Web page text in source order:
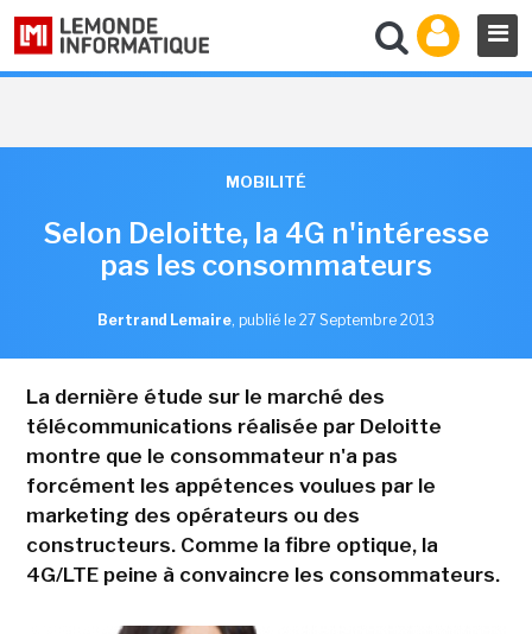
MOBILITÉ
Selon Deloitte, la 4G n'intéresse
pas les consommateurs
Bertrand Lemaire, publié le 27 Septembre 2013
La dernière étude sur le marché des
télécommunications réalisée par Deloitte
montre que le consommateur n'a pas
forcément les appétences voulues par le
marketing des opérateurs ou des
constructeurs. Comme la fibre optique, la
4G/LTE peine à convaincre les consommateurs.